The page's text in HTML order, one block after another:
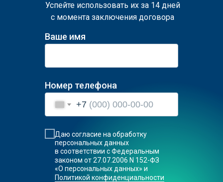
Успейте использовать их за 14 дней
с момента заключения договора
Ваше имя
Номер телефона
+7
Даю согласие на обработку
персональных данных
в соответствии с Федеральным
законом от 27.07.2006 N 152-ФЗ
«О персональных данных» и
Политикой конфиденциальности